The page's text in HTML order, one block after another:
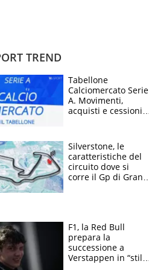
TREND
Tabellone
Calciomercato Serie
A. Movimenti,
acquisti e cessioni:
Silverstone, le
caratteristiche del
circuito dove si
corre il Gp di Gran
F1, la Red Bull
prepara la
successione a
Verstappen in “stile